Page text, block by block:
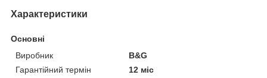
Характеристики
Основні
Виробник
B&G
Гарантійний термін
12 міс